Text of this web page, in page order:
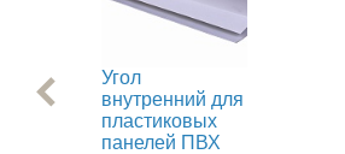
Угол
внутренний для
пластиковых
панелей ПВХ